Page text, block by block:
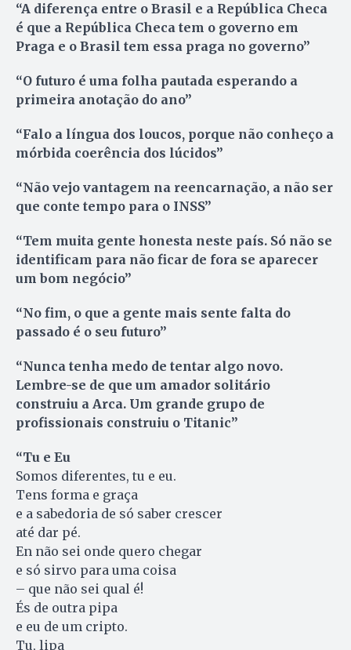
“A diferença entre o Brasil e a República Checa
é que a República Checa tem o governo em
Praga e o Brasil tem essa praga no governo”
“O futuro é uma folha pautada esperando a
primeira anotação do ano”
“Falo a língua dos loucos, porque não conheço a
mórbida coerência dos lúcidos”
“Não vejo vantagem na reencarnação, a não ser
que conte tempo para o INSS”
“Tem muita gente honesta neste país. Só não se
identificam para não ficar de fora se aparecer
um bom negócio”
“No fim, o que a gente mais sente falta do
passado é o seu futuro”
“Nunca tenha medo de tentar algo novo.
Lembre-se de que um amador solitário
construiu a Arca. Um grande grupo de
profissionais construiu o Titanic”
“Tu e Eu
Somos diferentes, tu e eu.
Tens forma e graça
e a sabedoria de só saber crescer
até dar pé.
En não sei onde quero chegar
e só sirvo para uma coisa
– que não sei qual é!
És de outra pipa
e eu de um cripto.
Tu, lipa